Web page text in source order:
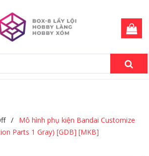
/
Mô hình phụ kiện Bandai Customize
Parts 1 Gray) [GDB] [MKB]